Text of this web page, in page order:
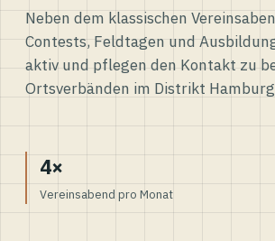
Neben dem klassischen
Contests, Feldtagen und
aktiv und pflegen den Kontakt zu
Ortsverbänden im Distrikt
4×
Vereinsabend pro Monat